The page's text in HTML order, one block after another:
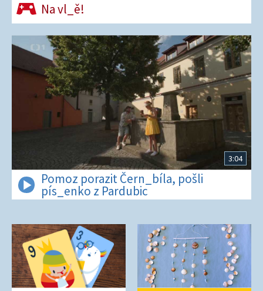
Na vl_ě!
3:04
Pomoz porazit Čern_bíla, pošli
pís_enko z Pardubic